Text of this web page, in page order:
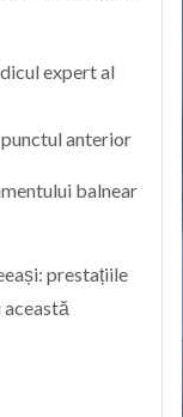
expert al
anterior
balnear
prestațiile